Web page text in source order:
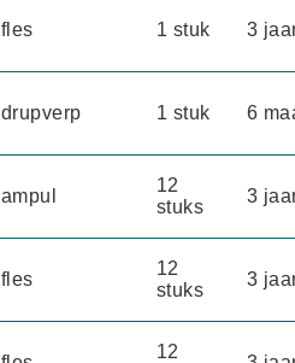
fles 1 stuk 3
drupverp 1 stuk 6
ampul
12
stuks
3
fles
12
stuks
3
12